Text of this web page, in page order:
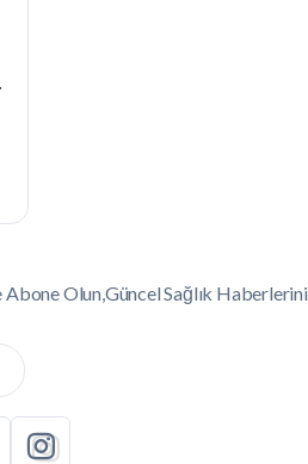
Olun,Güncel Sağlık Haberlerini